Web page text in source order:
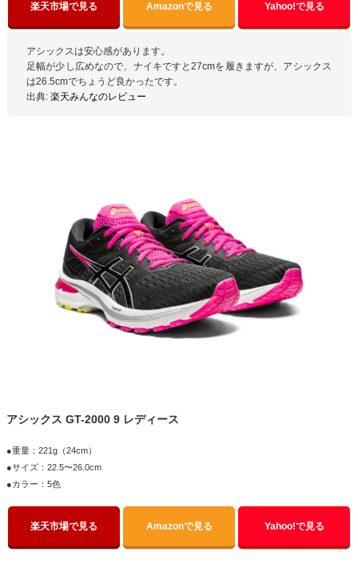
楽天市場で見る Amazonで見る Yahoo!で見る
アシックスは安心感があります。
足幅が少し広めなので、ナイキですと27cmを履きますが、アシックス
は26.5cmでちょうど良かったです。
出典: 楽天みんなのレビュー
アシックス GT-2000 9 レディース
●重量：221g（24cm）
●サイズ：22.5〜26.0cm
●カラー：5色
楽天市場で見る Amazonで見る Yahoo!で見る